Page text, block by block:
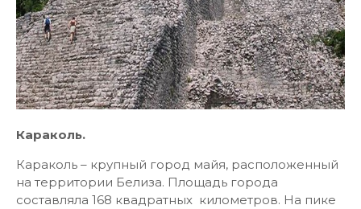
Караколь.
Караколь – крупный город майя, расположенный
на территории Белиза. Площадь города
составляла 168 квадратных километров. На пике